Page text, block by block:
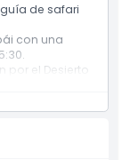
de safari
con una
el Desierto
sobre dunas
el Desierto